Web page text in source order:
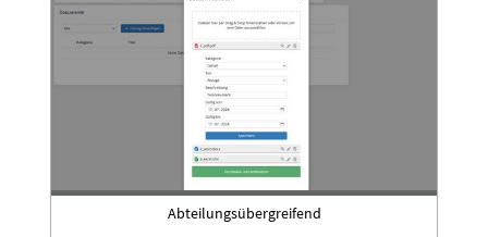
Abteilungsübergreifend